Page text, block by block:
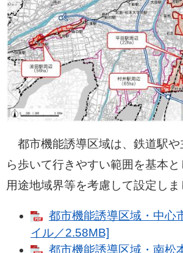
都市機能誘導区域は、鉄道駅や
ら歩いて行きやすい範囲を基本
用途地域界等を考慮して設定しま
都市機能誘導区域・中心
イル／2.58MB]
都市機能誘導区域・南松